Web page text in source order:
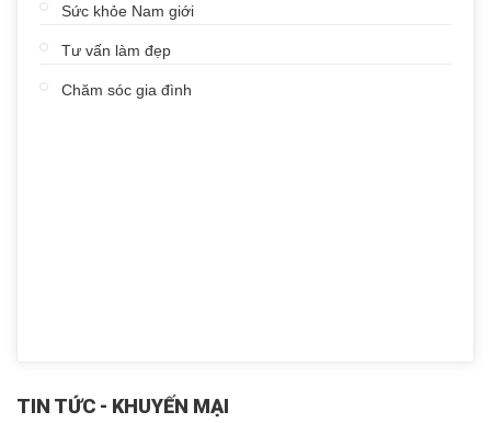
Sức khỏe Nam giới
Tư vấn làm đẹp
Chăm sóc gia đình
TIN TỨC - KHUYẾN MẠI